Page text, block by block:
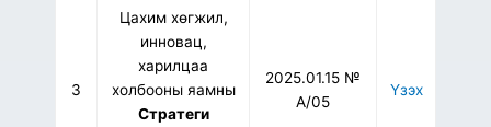
3
Цахим хөгжил,
инновац,
харилцаа
холбооны яамны
Стратеги
2025.01.15 №
А/05
Үзэх